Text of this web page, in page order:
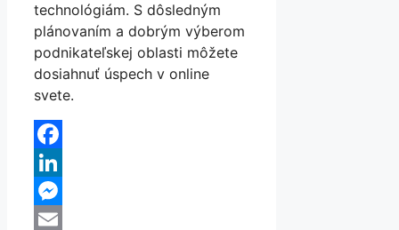
technológiám. S dôsledným
plánovaním a dobrým výberom
podnikateľskej oblasti môžete
dosiahnuť úspech v online
svete.
Facebook
LinkedIn
Messenger